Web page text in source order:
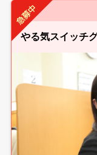
やる気スイッチ